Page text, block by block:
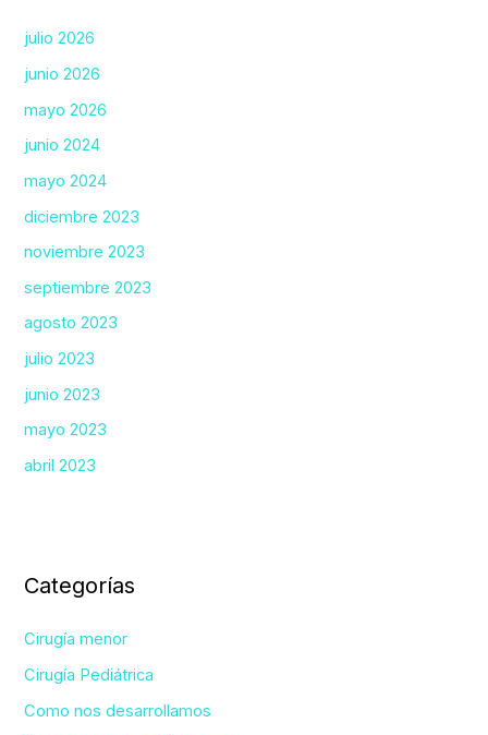
julio 2026
junio 2026
mayo 2026
junio 2024
mayo 2024
diciembre 2023
noviembre 2023
septiembre 2023
agosto 2023
julio 2023
junio 2023
mayo 2023
abril 2023
Categorías
Cirugía menor
Cirugía Pediátrica
Como nos desarrollamos